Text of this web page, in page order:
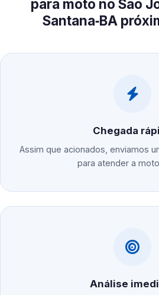
para moto no São
Santana‑BA
Chegada
Assim que acionados, enviamos
para atender a
Análise